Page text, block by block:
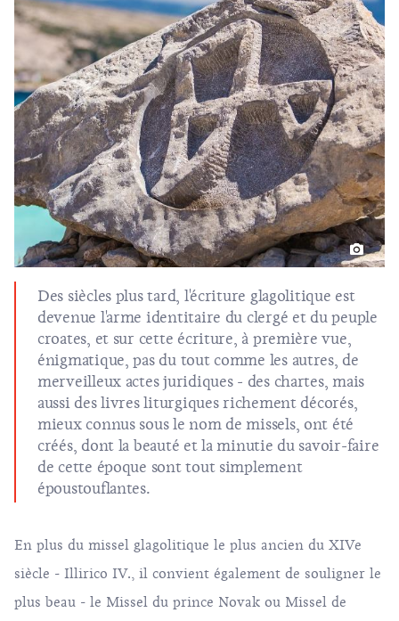
Des siècles plus tard, l'écriture glagolitique est
devenue l'arme identitaire du clergé et du peuple
croates, et sur cette écriture, à première vue,
énigmatique, pas du tout comme les autres, de
merveilleux actes juridiques - des chartes, mais
aussi des livres liturgiques richement décorés,
mieux connus sous le nom de missels, ont été
créés, dont la beauté et la minutie du savoir-faire
de cette époque sont tout simplement
époustouflantes.
En plus du missel glagolitique le plus ancien du XIVe
siècle - Illirico IV., il convient également de souligner le
plus beau - le Missel du prince Novak ou Missel de